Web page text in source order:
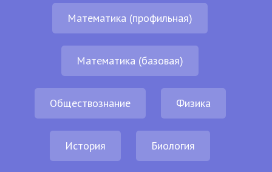
Математика (профильная)
Математика (базовая)
Обществознание Физика
История Биология